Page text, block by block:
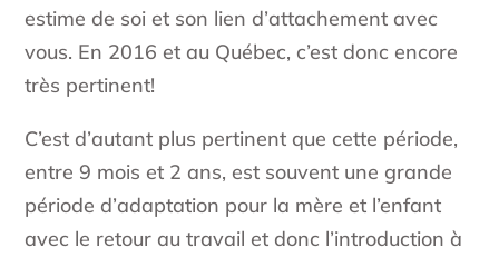
estime de soi et son lien d’attachement avec
vous. En 2016 et au Québec, c’est donc encore
très pertinent!
C’est d’autant plus pertinent que cette période,
entre 9 mois et 2 ans, est souvent une grande
période d’adaptation pour la mère et l’enfant
avec le retour au travail et donc l’introduction à